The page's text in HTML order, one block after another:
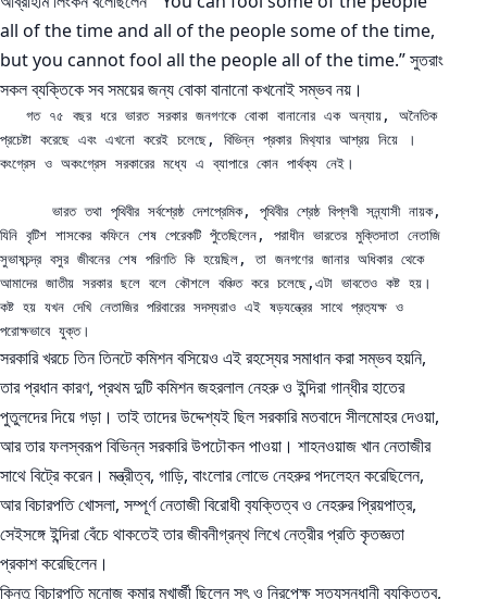
all of the time and all of the people some of the time,
but you cannot fool all the people all of the time.” সুতরাং
সকল ব্যক্তিকে সব সময়ের জন্য বোকা বানানো কখনোই সম্ভব নয়।
প্রচেষ্টা করেছে এবং এখনো করেই চলেছে, বিভিন্ন প্রকার মিথ‍্যার আশ্রয় নিয়ে ।
কংগ্রেস ও অকংগ্রেস সরকারের মধ্যে এ ব্যাপারে কোন পার্থক্য নেই।
যিনি বৃটিশ শাসকের কফিনে শেষ পেরেকটি পুঁতেছিলেন, পরাধীন ভারতের মুক্তিদাতা নেতাজি
সুভাষচন্দ্র বসুর জীবনের শেষ পরিণতি কি হয়েছিল, তা জনগণের জানার অধিকার থেকে
আমাদের জাতীয় সরকার ছলে বলে কৌশলে বঞ্চিত করে চলেছে,এটা ভাবতেও কষ্ট হয়।
কষ্ট হয় যখন দেখি নেতাজির পরিবারের সদস্যরাও এই ষড়যন্ত্রের সাথে প্রত‍্যক্ষ ও
পরোক্ষভাবে যুক্ত।
সরকারি খরচে তিন তিনটে কমিশন বসিয়েও এই রহস্যের সমাধান করা সম্ভব হয়নি,
তার প্রধান কারণ, প্রথম দুটি কমিশন জহরলাল নেহরু ও ইন্দিরা গান্ধীর হাতের
পুতুলদের দিয়ে গড়া। তাই তাদের উদ্দেশ্যই ছিল সরকারি মতবাদে সীলমোহর দেওয়া,
আর তার ফলস্বরূপ বিভিন্ন সরকারি উপঢৌকন পাওয়া। শাহনওয়াজ খান নেতাজীর
সাথে বিট্রে করেন। মন্ত্রীত্ব, গাড়ি, বাংলোর লোভে নেহরুর পদলেহন করেছিলেন,
আর বিচারপতি খোসলা, সম্পূর্ণ নেতাজী বিরোধী ব‍্যক্তিত্ব ও নেহরুর প্রিয়পাত্র,
সেইসঙ্গে ইন্দিরা বেঁচে থাকতেই তার জীবনীগ্রন্থ লিখে নেত্রীর প্রতি কৃতজ্ঞতা
প্রকাশ করেছিলেন।
কিন্তু বিচারপতি মনোজ কুমার মুখার্জী ছিলেন সৎ ও নিরপেক্ষ সত্যসন্ধানী ব‍্যক্তিত্ব,